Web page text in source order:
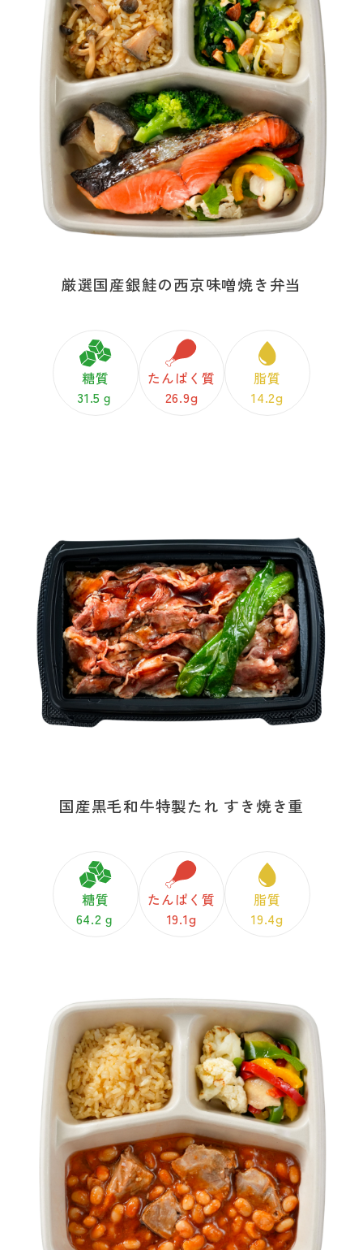
厳選国産銀鮭の西京味噌焼き弁当
糖質
31.5ｇ
たんぱく質
26.9g
脂質
14.2g
国産黒毛和牛特製たれ すき焼き重
糖質
64.2ｇ
たんぱく質
19.1g
脂質
19.4g